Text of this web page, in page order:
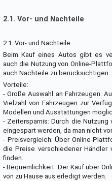
2.1. Vor- und Nachteile
2.1. Vor- und Nachteile
Beim Kauf eines Autos gibt es
auch die Nutzung von Online-
auch Nachteile zu berücksichtigen.
Vorteile:
- Große Auswahl an Fahrzeugen:
Vielzahl von Fahrzeugen zur
Modellen und Ausstattungen
- Zeitersparnis: Durch die
eingespart werden, da man nicht
- Preisvergleich: Über Online-
die Preise verschiedener
finden.
- Bequemlichkeit: Der Kauf über
von zu Hause aus erledigt werden.